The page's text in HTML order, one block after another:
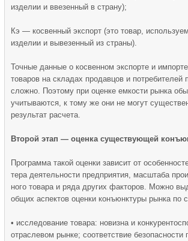
изделии и ввезенный в страну);
Кэ — косвенный экспорт (это товар,
изделии и вывезенный из страны).
Точные данные о косвенном экспорте и
товаров на складах продавцов и потребителей
сложно. Поэтому при оценке емкости рынка
учитываются, к тому же они не могут
результат расчета.
Второй этап — оценка существующей
Программа такой оценки зависит от
тера деятельности предприятия, масштаба
ного товара и ряда других факторов. Можно
общих аспектов оценки конъюнктуры рынка по
• исследование товара: новизна и
отраслевом рынке; соответствие безопасности